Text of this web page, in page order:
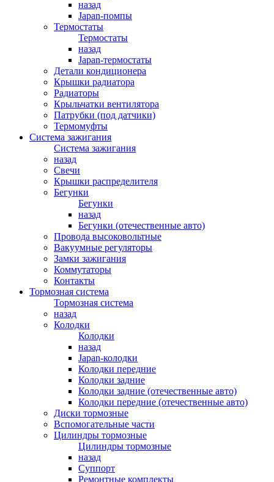
назад
Japan-помпы
Термостаты
Термостаты
назад
Japan-термостаты
Детали кондиционера
Крышки радиатора
Радиаторы
Крыльчатки вентилятора
Патрубки (под датчики)
Термомуфты
Система зажигания
Система зажигания
назад
Свечи
Крышки распределителя
Бегунки
Бегунки
назад
Бегунки (отечественные авто)
Провода высоковольтные
Вакуумные регуляторы
Замки зажигания
Коммутаторы
Контакты
Тормозная система
Тормозная система
назад
Колодки
Колодки
назад
Japan-колодки
Колодки передние
Колодки задние
Колодки задние (отечественные авто)
Колодки передние (отечественные авто)
Диски тормозные
Вспомогательные части
Цилиндры тормозные
Цилиндры тормозные
назад
Суппорт
Ремонтные комплекты